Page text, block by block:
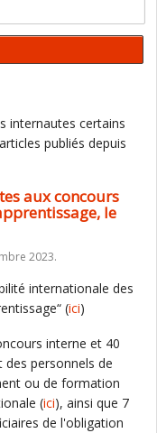
P. THÉVENOT...
internautes certains
publiés depuis
aux concours
le
2023.
internationale des
(ici)
interne et 40
personnels de
ou de formation
(ici), ainsi que 7
de l'obligation